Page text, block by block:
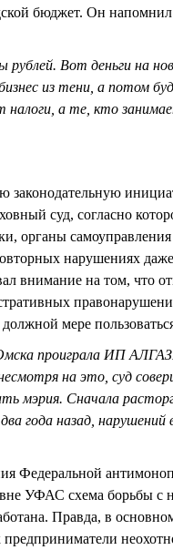
бюджет. Он
Вот деньги на
из тени, а потом
а те, кто
суд, согласно
органы
нарушениях
на том, что
мере
проиграла ИП
на это, суд
мэрия. Сначала
года назад,
Федеральной
УФАС схема борьбы с
Правда, в
предприниматели